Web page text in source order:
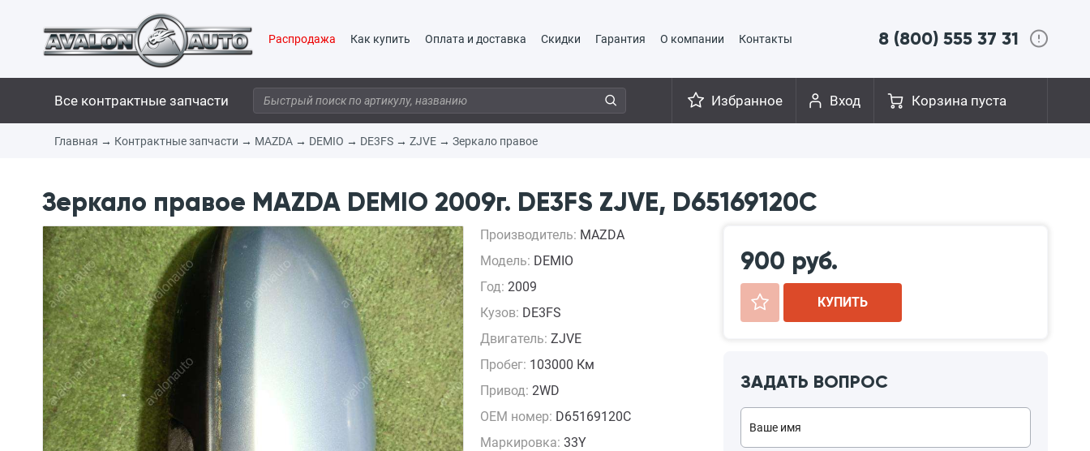
Распродажа Как купить Оплата и доставка Скидки Гарантия О компании Контакты 8 (800) 555 37 31
Все контрактные запчасти Корзина пуста
Вход
Избранное
Главная → Контрактные запчасти → MAZDA → DEMIO → DE3FS → ZJVE → Зеркало правое
Зеркало правое MAZDA DEMIO 2009г. DE3FS ZJVE, D65169120C
Производитель: MAZDA
Модель: DEMIO
Год: 2009
Кузов: DE3FS
Двигатель: ZJVE
Пробег: 103000 Км
Привод: 2WD
OEM номер: D65169120C
Маркировка: 33Y
900 руб.
+ КУПИТЬ
ЗАДАТЬ ВОПРОС